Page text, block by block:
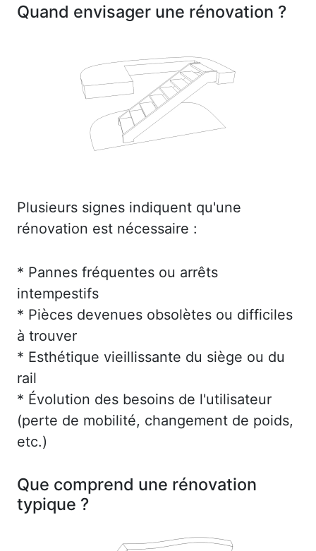
Quand envisager une rénovation ?
Plusieurs signes indiquent qu'une
rénovation est nécessaire :
* Pannes fréquentes ou arrêts
intempestifs
* Pièces devenues obsolètes ou difficiles
à trouver
* Esthétique vieillissante du siège ou du
rail
* Évolution des besoins de l'utilisateur
(perte de mobilité, changement de poids,
etc.)
Que comprend une rénovation
typique ?